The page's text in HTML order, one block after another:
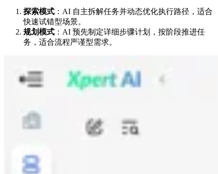
探索模式 ：AI 自主拆解任务并动态优化执行路径，适合
快速试错型场景。
规划模式 ：AI 预先制定详细步骤计划，按阶段推进任
务，适合流程严谨型需求。